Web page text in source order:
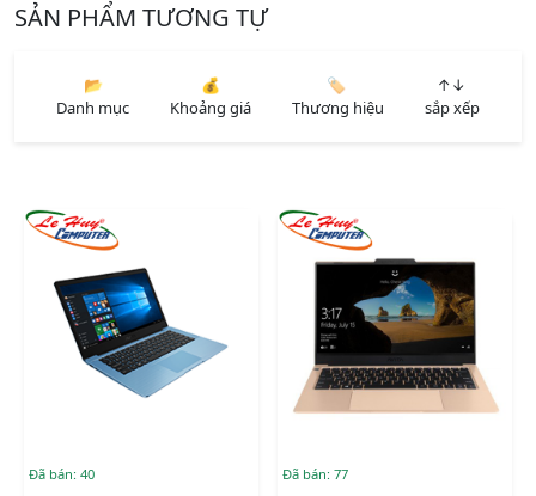
SẢN PHẨM TƯƠNG TỰ
📂
Danh mục
💰
Khoảng giá
🏷️
Thương hiệu
↑↓
sắp xếp
Đã bán: 40 Đã bán: 77